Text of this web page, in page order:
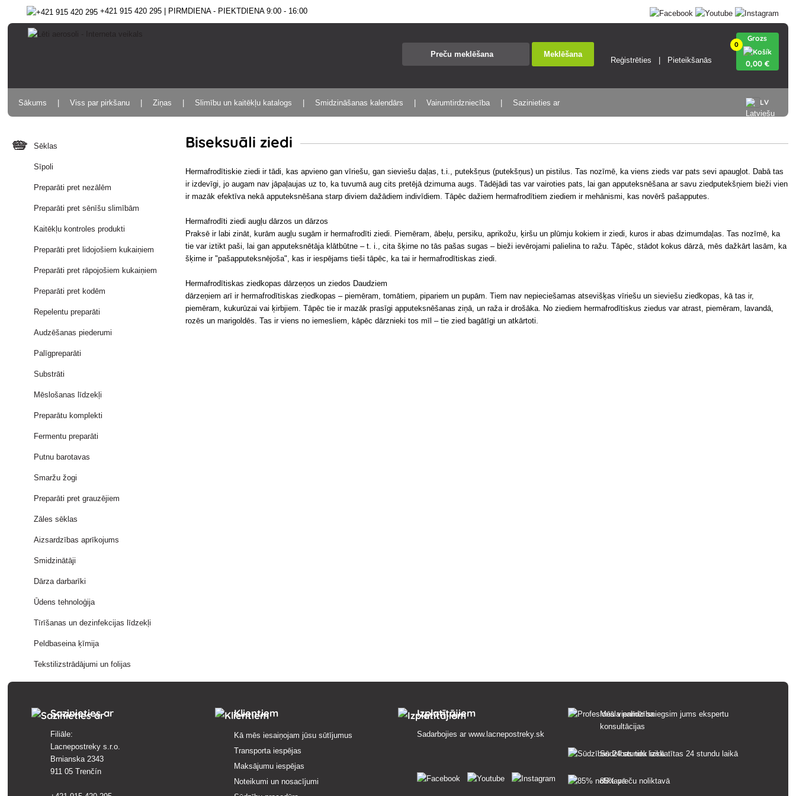
+421 915 420 295 | PIRMDIENA - PIEKTDIENA 9:00 - 16:00
Meklēšana
Reģistrēties Pieteikšanās
0
Grozs
0,00 €
LV
Sākums Viss par pirkšanu Ziņas Slimību un kaitēkļu katalogs Smidzināšanas kalendārs Vairumtirdzniecība Sazinieties ar
Sēklas
Sīpoli
Preparāti pret nezālēm
Preparāti pret sēnīšu slimībām
Kaitēkļu kontroles produkti
Preparāti pret lidojošiem kukaiņiem
Preparāti pret rāpojošiem kukaiņiem
Preparāti pret kodēm
Repelentu preparāti
Audzēšanas piederumi
Palīgpreparāti
Substrāti
Mēslošanas līdzekļi
Preparātu komplekti
Fermentu preparāti
Putnu barotavas
Smaržu žogi
Preparāti pret grauzējiem
Zāles sēklas
Aizsardzības aprīkojums
Smidzinātāji
Dārza darbarīki
Ūdens tehnoloģija
Tīrīšanas un dezinfekcijas līdzekļi
Peldbaseina ķīmija
Tekstilizstrādājumi un folijas
Biseksuāli ziedi
Hermafrodītiskie ziedi ir tādi, kas apvieno gan vīriešu, gan sieviešu daļas, t.i., putekšņus (putekšņus) un pistilus. Tas nozīmē, ka viens zieds var pats sevi apaugļot. Dabā tas
ir izdevīgi, jo augam nav jāpaļaujas uz to, ka tuvumā aug cits pretējā dzimuma augs. Tādējādi tas var vairoties pats, lai gan apputeksnēšana ar savu ziedputekšņiem bieži vien
ir mazāk efektīva nekā apputeksnēšana starp diviem dažādiem indivīdiem. Tāpēc dažiem hermafrodītiem ziediem ir mehānismi, kas novērš pašapputes.
Hermafrodīti ziedi augļu dārzos un dārzos
Praksē ir labi zināt, kurām augļu sugām ir hermafrodīti ziedi. Piemēram, ābeļu, persiku, aprikožu, ķiršu un plūmju kokiem ir ziedi, kuros ir abas dzimumdaļas. Tas nozīmē, ka
tie var iztikt paši, lai gan apputeksnētāja klātbūtne – t. i., cita šķirne no tās pašas sugas – bieži ievērojami palielina to ražu. Tāpēc, stādot kokus dārzā, mēs dažkārt lasām, ka
šķirne ir "pašapputeksnējoša", kas ir iespējams tieši tāpēc, ka tai ir hermafrodītiskas ziedi.
Hermafrodītiskas ziedkopas dārzeņos un ziedos Daudziem
dārzeņiem arī ir hermafrodītiskas ziedkopas – piemēram, tomātiem, pipariem un pupām. Tiem nav nepieciešamas atsevišķas vīriešu un sieviešu ziedkopas, kā tas ir,
piemēram, kukurūzai vai ķirbjiem. Tāpēc tie ir mazāk prasīgi apputeksnēšanas ziņā, un raža ir drošāka. No ziediem hermafrodītiskus ziedus var atrast, piemēram, lavandā,
rozēs un marigoldēs. Tas ir viens no iemesliem, kāpēc dārznieki tos mīl – tie zied bagātīgi un atkārtoti.
Sazinieties ar
Filiāle:
Lacnepostreky s.r.o.
Brnianska 2343
911 05 Trenčín
Klientiem
Kā mēs iesaiņojam jūsu sūtījumus
Transporta iespējas
Maksājumu iespējas
Noteikumi un nosacījumi
Izplatītājiem
Sadarbojies arwww.lacnepostreky.sk
Mēs vienmēr sniegsim jums ekspertu
konsultācijas
Sūdzības tiek izskatītas 24 stundu laikā
85% preču noliktavā